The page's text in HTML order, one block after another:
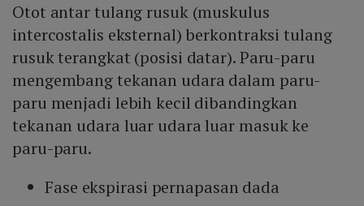
Otot antar tulang rusuk (muskulus
intercostalis eksternal) berkontraksi tulang
rusuk terangkat (posisi datar). Paru-paru
mengembang tekanan udara dalam paru-
paru menjadi lebih kecil dibandingkan
tekanan udara luar udara luar masuk ke
paru-paru.
Fase ekspirasi pernapasan dada